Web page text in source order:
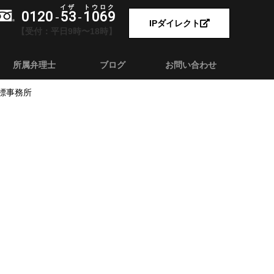
0120 -53- 1069
【受付：平日9時〜18時】
IPダイレクト
所属弁理士 ブログ お問い合わせ
事務所